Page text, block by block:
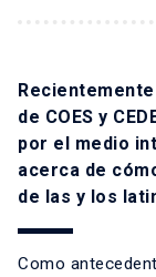
de COES y
por el medio
acerca de
de las y los
Como